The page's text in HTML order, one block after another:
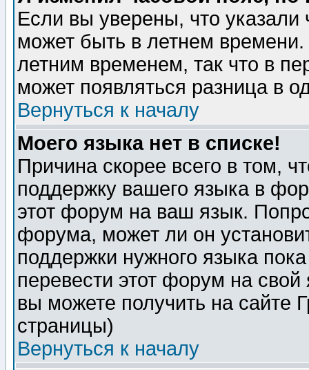
Если вы уверены, что указали
может быть в летнем
летним временем, так что в
может появляться разница в
Вернуться к началу
Моего языка нет в списке!
Причина скорее всего в том,
поддержку вашего языка в
этот форум на ваш язык.
форума, может ли он
поддержки нужного языка
перевести этот форум на
вы можете получить на сайте
страницы)
Вернуться к началу